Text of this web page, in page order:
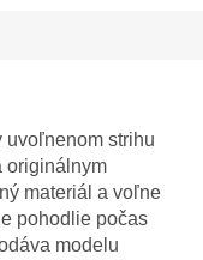
uvoľnenom strihu
originálnym
materiál a voľne
pohodlie počas
modelu